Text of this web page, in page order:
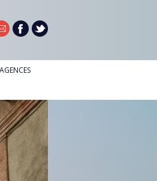
AGENCES
AGENCE DE NOYELLES-GODAULT